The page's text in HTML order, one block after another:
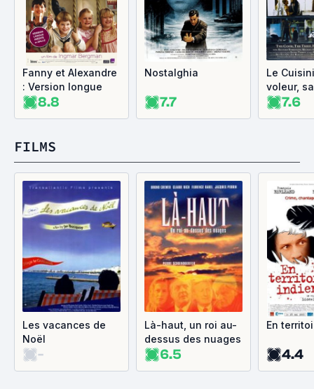
Fanny et Alexandre
: Version longue
8.8
Nostalghia
7.7
Le
voleur,
son7.6
FILMS
Les vacances de
Noël
-
Là-haut, un roi au-
dessus des nuages
6.5
En
4.4